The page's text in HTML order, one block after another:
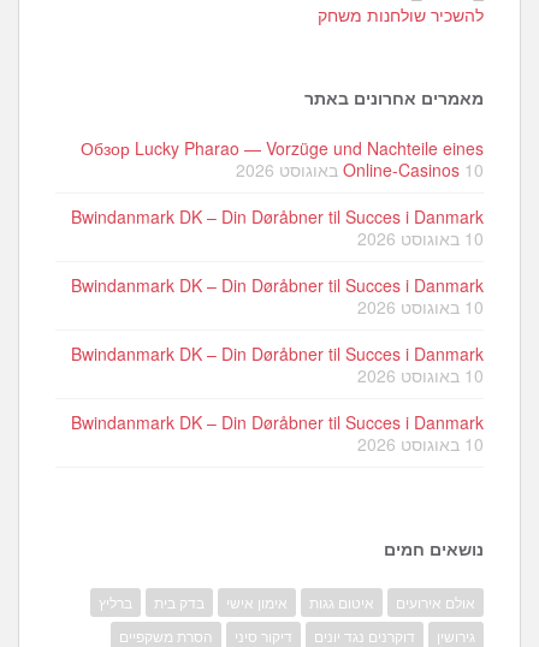
להשכיר שולחנות משחק
מאמרים אחרונים באתר
Обзор Lucky Pharao — Vorzüge und Nachteile eines
Online-Casinos 10 באוגוסט 2026
Bwindanmark DK – Din Døråbner til Succes i Danmark
10 באוגוסט 2026
Bwindanmark DK – Din Døråbner til Succes i Danmark
10 באוגוסט 2026
Bwindanmark DK – Din Døråbner til Succes i Danmark
10 באוגוסט 2026
Bwindanmark DK – Din Døråbner til Succes i Danmark
10 באוגוסט 2026
נושאים חמים
אולם אירועים איטום גגות אימון אישי בדק בית
ברליץ
גירושין
דוקרנים נגד יונים דיקור סיני
הסרת משקפיים